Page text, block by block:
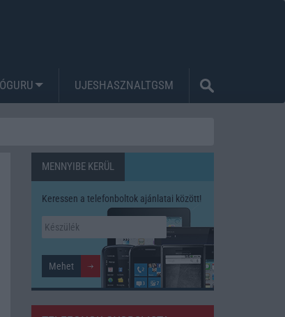
UJESHASZNALTGSM
MENNYIBE KERÜL
Keressen a telefonboltok ajánlatai között!